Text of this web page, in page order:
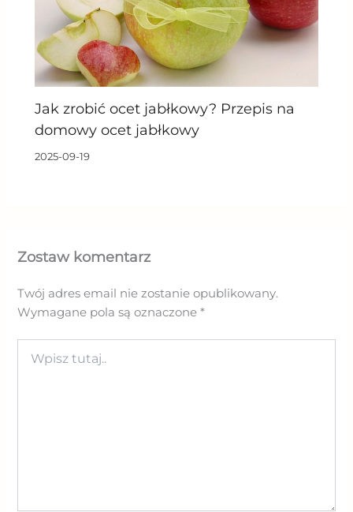
Jak zrobić ocet jabłkowy? Przepis na
domowy ocet jabłkowy
2025-09-19
Zostaw komentarz
Twój adres email nie zostanie opublikowany.
Wymagane pola są oznaczone*
tutaj..